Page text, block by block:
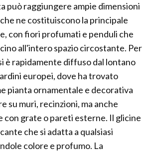
può raggiungere ampie dimensioni
ne costituiscono la principale
con fiori profumati e penduli che
all'intero spazio circostante. Per
è rapidamente diffuso dal lontano
europei, dove ha trovato
pianta ornamentale e decorativa
su muri, recinzioni, ma anche
grate o pareti esterne. Il glicine
che si adatta a qualsiasi
colore e profumo. La